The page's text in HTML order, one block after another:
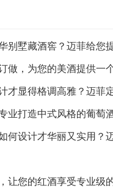
别墅藏酒窖？迈菲给您
做，为您的美酒提供一
业打造中式风格的葡萄
何设计才华丽又实用？
让您的红酒享受专业级